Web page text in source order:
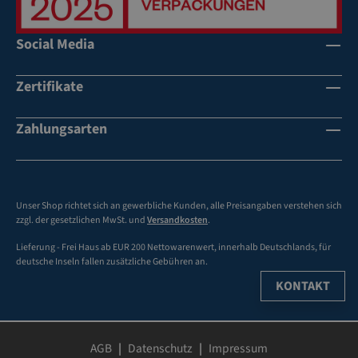
pl
at
zs
re
d
t
n
ec
r
Social Media
Zertifikate
Zahlungsarten
Unser Shop richtet sich an gewerbliche Kunden, alle Preisangaben verstehen sich
zzgl. der gesetzlichen MwSt. undVersandkosten.
Lieferung - Frei Haus ab EUR 200 Nettowarenwert, innerhalb Deutschlands, für
deutsche Inseln fallen zusätzliche Gebühren an.
AGB Datenschutz Impressum
KONTAKT